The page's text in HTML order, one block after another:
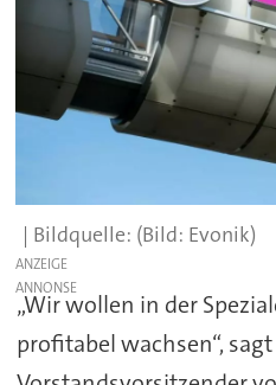
(Bild: Evonik)
ANZEIGE
„Wir wollen in der
profitabel wachsen“,